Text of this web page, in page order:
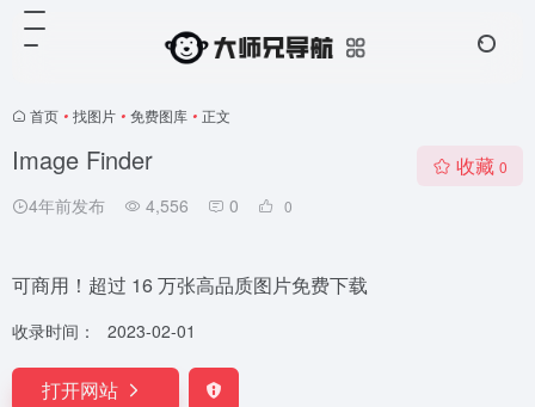
首页 • 找图片 • 免费图库 • 正文
Image Finder
4年前发布 4,556 0 0
收藏 0
可商用！超过 16 万张高品质图片免费下载
收录时间： 2023-02-01
打开网站